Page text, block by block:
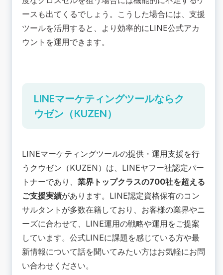
ースも出てくるでしょう。こうした場合には、支援
ツールを活用すると、より効率的にLINE公式アカ
ウントを運用できます。
LINEマーケティングツールならク
ウゼン（KUZEN）
LINEマーケティングツールの提供・運用支援を行
うクウゼン（KUZEN）は、LINEヤフー社認定パー
トナーであり、 業界トップクラスの700社を超える
ご支援実績があります。LINE認定資格保有のコン
サルタントが多数在籍しており、お客様の業界やニ
ーズに合わせて、LINE運用の戦略や運用をご提案
しています。公式LINEに課題を感じている方や最
新情報について話を聞いてみたい方はお気軽にお問
い合わせください。